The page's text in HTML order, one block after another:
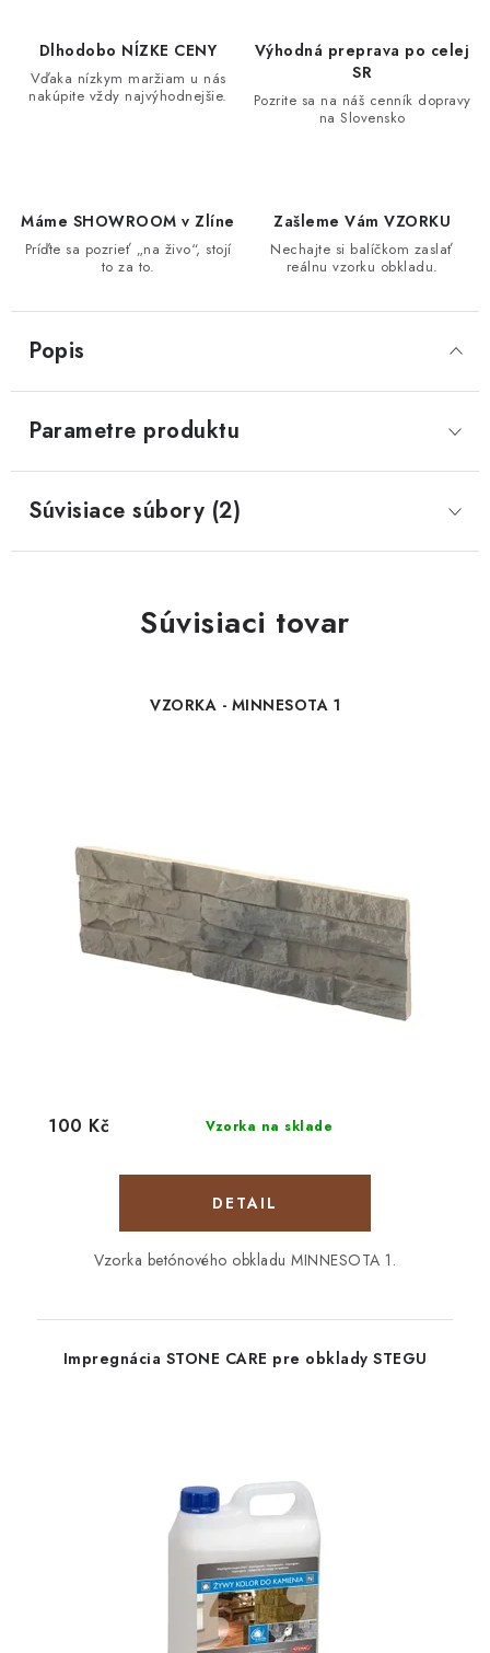
Dlhodobo NÍZKE CENY
Vďaka nízkym maržiam u nás
nakúpite vždy najvýhodnejšie.
Výhodná preprava po celej
SR
Pozrite sa na náš cenník dopravy
na Slovensko
Máme SHOWROOM v Zlíne
Príďte sa pozrieť „na živo“, stojí
to za to.
Zašleme Vám VZORKU
Nechajte si balíčkom zaslať
reálnu vzorku obkladu.
Popis
Parametre produktu
Súvisiace súbory (2)
Súvisiaci tovar
VZORKA - MINNESOTA 1
Vzorka na sklade
100 Kč
DETAIL
Vzorka betónového obkladu MINNESOTA 1.
Impregnácia STONE CARE pre obklady STEGU